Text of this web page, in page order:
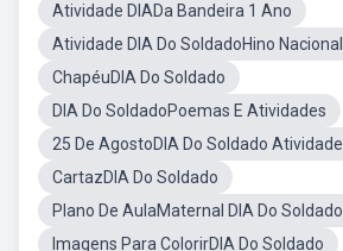
Atividade DIADa Bandeira 1 Ano
Atividade DIA Do SoldadoHino Nacional
ChapéuDIA Do Soldado
DIA Do SoldadoPoemas E Atividades
25 De AgostoDIA Do Soldado Atividade
CartazDIA Do Soldado
Plano De AulaMaternal DIA Do Soldado
Imagens Para ColorirDIA Do Soldado